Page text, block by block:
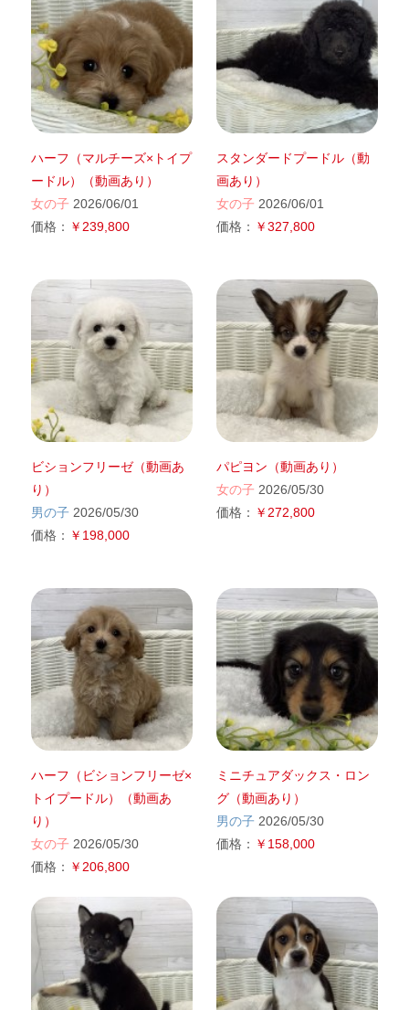
ハーフ（マルチーズ×トイプ
ードル）（動画あり）
女の子 2026/06/01
価格： ￥239,800
スタンダードプードル（動
画あり）
女の子 2026/06/01
価格： ￥327,800
ビションフリーゼ（動画あ
り）
男の子2026/05/30
価格： ￥198,000
パピヨン（動画あり）
女の子 2026/05/30
価格： ￥272,800
ハーフ（ビションフリーゼ×
トイプードル）（動画あ
り）
女の子 2026/05/30
価格： ￥206,800
ミニチュアダックス・ロン
グ（動画あり）
男の子2026/05/30
価格： ￥158,000